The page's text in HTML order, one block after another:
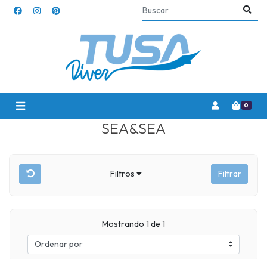
0
SEA&SEA
Filtros Filtrar
Mostrando 1 de 1